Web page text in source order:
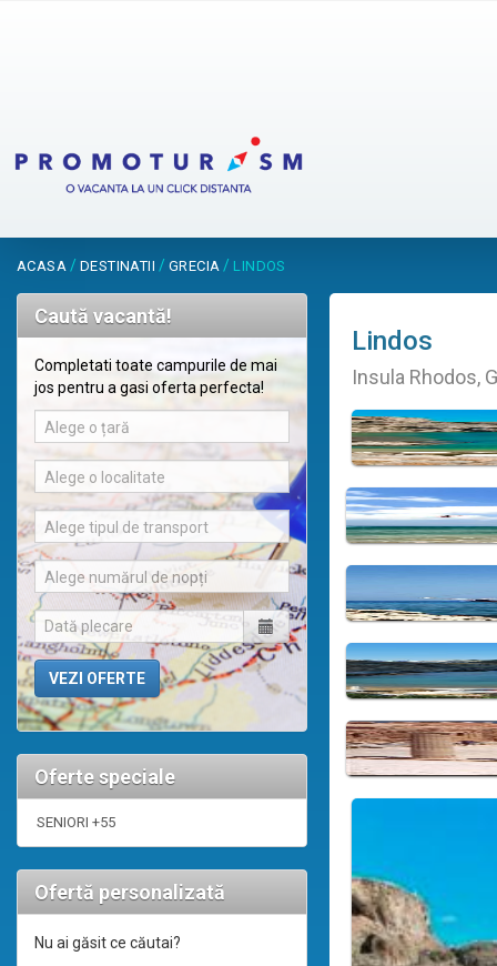
ACASA / DESTINATII / GRECIA / LINDOS
Caută vacantă!
Completati toate campurile de mai
jos pentru a gasi oferta perfecta!
Alege o țară
Alege o localitate
Alege tipul de transport
Alege numărul de nopți
Oferte speciale
SENIORI +55
Ofertă personalizată
Nu ai găsit ce căutai?
Lindos
Insula Rhodos,